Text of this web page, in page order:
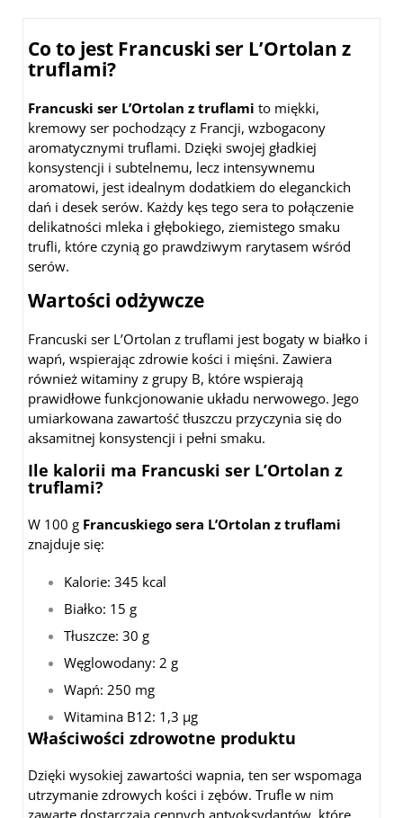
Co to jest Francuski ser L’Ortolan z
truflami?
Francuski ser L’Ortolan z truflami to miękki,
kremowy ser pochodzący z Francji, wzbogacony
aromatycznymi truflami. Dzięki swojej gładkiej
konsystencji i subtelnemu, lecz intensywnemu
aromatowi, jest idealnym dodatkiem do eleganckich
dań i desek serów. Każdy kęs tego sera to połączenie
delikatności mleka i głębokiego, ziemistego smaku
trufli, które czynią go prawdziwym rarytasem wśród
serów.
Wartości odżywcze
Francuski ser L’Ortolan z truflami jest bogaty w białko i
wapń, wspierając zdrowie kości i mięśni. Zawiera
również witaminy z grupy B, które wspierają
prawidłowe funkcjonowanie układu nerwowego. Jego
umiarkowana zawartość tłuszczu przyczynia się do
aksamitnej konsystencji i pełni smaku.
Ile kalorii ma Francuski ser L’Ortolan z
truflami?
W 100 g Francuskiego sera L’Ortolan z truflami
znajduje się:
Kalorie: 345 kcal
Białko: 15 g
Tłuszcze: 30 g
Węglowodany: 2 g
Wapń: 250 mg
Witamina B12: 1,3 µg
Właściwości zdrowotne produktu
Dzięki wysokiej zawartości wapnia, ten ser wspomaga
utrzymanie zdrowych kości i zębów. Trufle w nim
zawarte dostarczają cennych antyoksydantów, które